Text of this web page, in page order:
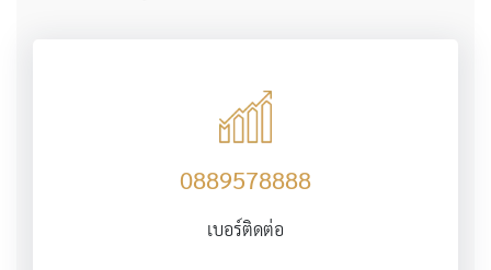
0889578888
เบอร์ติดต่อ